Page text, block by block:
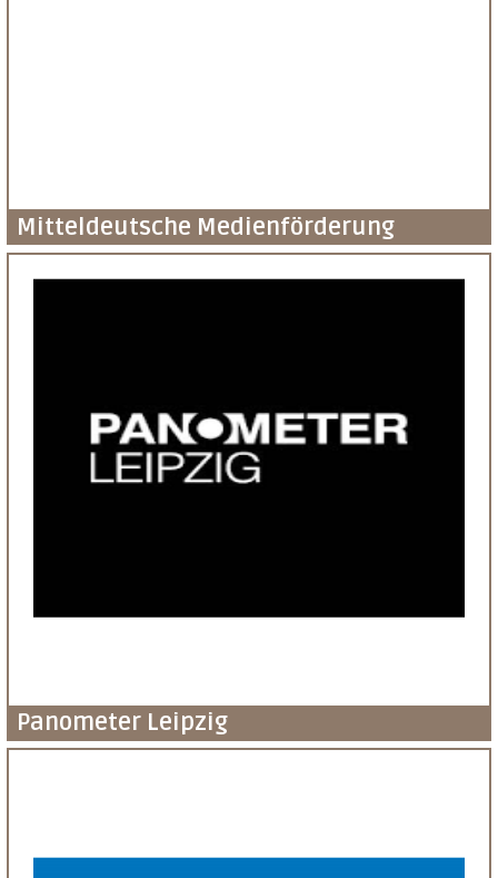
Mitteldeutsche Medienförderung
Panometer Leipzig